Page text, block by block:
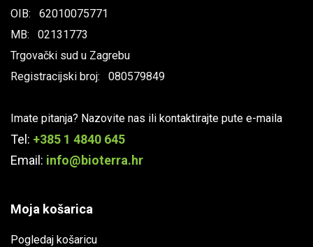
OIB: 62010075771
MB: 02131773
Trgovački sud u Zagrebu
Registracijski broj: 080579849
Imate pitanja? Nazovite nas ili kontaktirajte pute e-maila
Tel: +385 1 4840 645
Email: info@bioterra.hr
Moja košarica
Pogledaj košaricu